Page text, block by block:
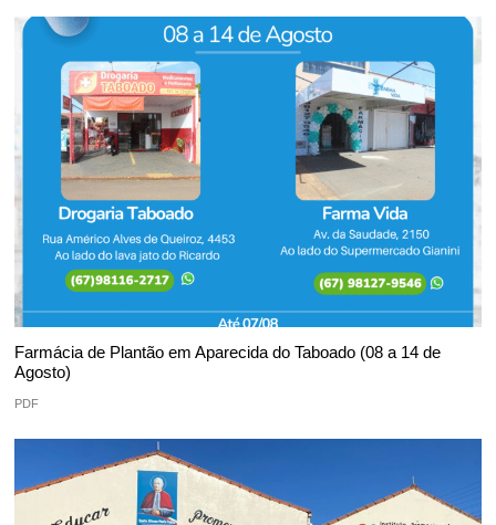
Farmácia de Plantão em Aparecida do Taboado (08 a 14 de
Agosto)
PDF